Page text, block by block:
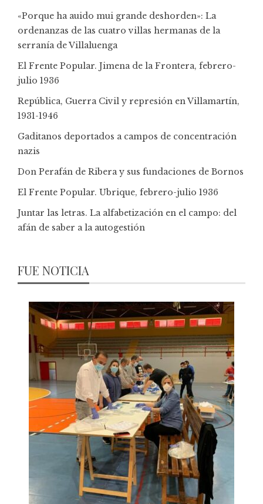
«Porque ha auido mui grande deshorden»: La
ordenanzas de las cuatro villas hermanas de la
serranía de Villaluenga
El Frente Popular. Jimena de la Frontera, febrero-
julio 1936
República, Guerra Civil y represión en Villamartín,
1931-1946
Gaditanos deportados a campos de concentración
nazis
Don Perafán de Ribera y sus fundaciones de Bornos
El Frente Popular. Ubrique, febrero-julio 1936
Juntar las letras. La alfabetización en el campo: del
afán de saber a la autogestión
FUE NOTICIA